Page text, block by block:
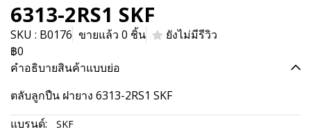
6313-2RS1 SKF
SKU : B0176 ขายแล้ว 0 ชิ้น
ยังไม่มีรีวิว
฿0
คำอธิบายสินค้าแบบย่อ
ตลับลูกปืน ฝายาง 6313-2RS1 SKF
แบรนด์:
SKF